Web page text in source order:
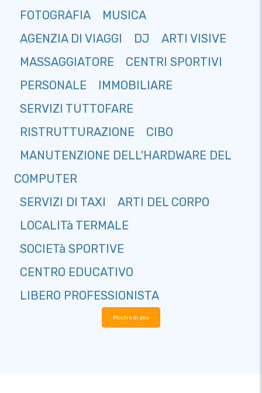
FOTOGRAFIA
MUSICA
AGENZIA DI VIAGGI
DJ
ARTI VISIVE
MASSAGGIATORE
CENTRI SPORTIVI
PERSONALE
IMMOBILIARE
SERVIZI TUTTOFARE
RISTRUTTURAZIONE
CIBO
MANUTENZIONE DELL'HARDWARE DEL
COMPUTER
SERVIZI DI TAXI
ARTI DEL CORPO
LOCALITà TERMALE
SOCIETà SPORTIVE
CENTRO EDUCATIVO
LIBERO PROFESSIONISTA
Mostra di più